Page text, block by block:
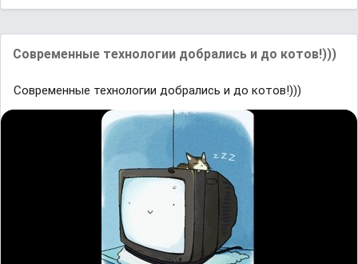
Современные технологии добрались и до котов!)))
Современные технологии добрались и до котов!)))